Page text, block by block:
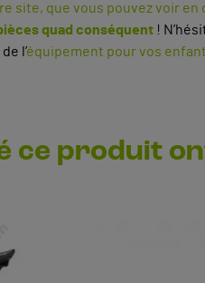
site, que vous pouvez voir en
quad conséquent !
l’équipement pour vos
ce produit